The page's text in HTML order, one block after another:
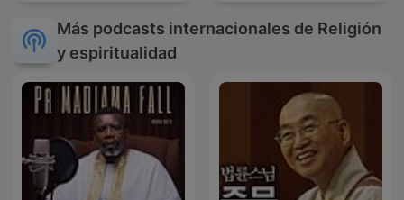
Más podcasts internacionales de Religión
y espiritualidad